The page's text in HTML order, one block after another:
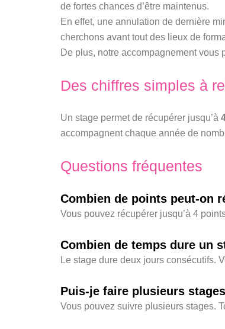
de fortes chances d’être maintenus.
En effet, une annulation de dernière
cherchons avant tout des lieux de
De plus, notre accompagnement vous
Des chiffres simples à
Un stage permet de récupérer jusqu’à
accompagnent chaque année de
Questions fréquentes
Combien de points peut-on
Vous pouvez récupérer jusqu’à 4
Combien de temps dure un
Le stage dure deux jours consécutifs.
Puis-je faire plusieurs
Vous pouvez suivre plusieurs stages.